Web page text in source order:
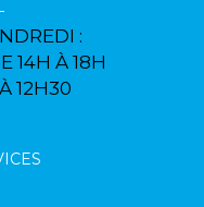
:
14H À 18H
12H30